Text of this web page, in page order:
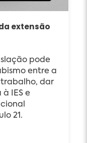
extensão
pode
entre a
dar
IES e
21.